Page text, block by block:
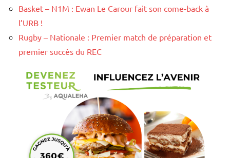
Basket – N1M : Ewan Le Carour fait son come-back à
l’URB !
Rugby – Nationale : Premier match de préparation et
premier succès du REC